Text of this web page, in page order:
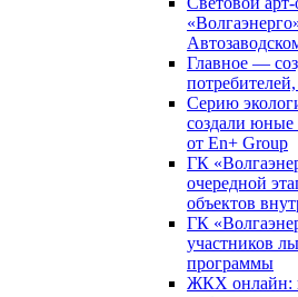
Главное —
Серию
создали
от En+ Group
ГК
очередной
объектов
ГК
участников
программы
ЖКХ онлайн: